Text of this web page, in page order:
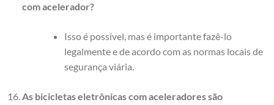
com acelerador?
Isso é possível, mas é importante fazê-lo
legalmente e de acordo com as normas locais de
segurança viária.
As bicicletas eletrônicas com aceleradores são